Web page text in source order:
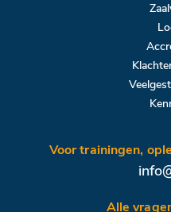
Voor trainingen,
Alle